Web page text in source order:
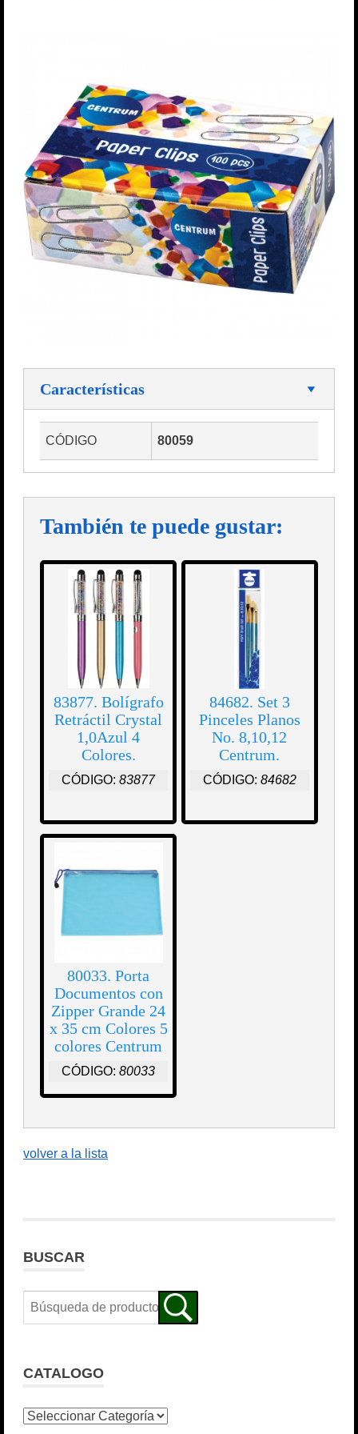
Características
CÓDIGO 80059
También te puede gustar:
83877. Bolígrafo
Retráctil Crystal
1,0Azul 4
Colores.
CÓDIGO: 83877
84682. Set 3
Pinceles Planos
No. 8,10,12
Centrum.
CÓDIGO: 84682
80033. Porta
Documentos con
Zipper Grande 24
x 35 cm Colores 5
colores Centrum
CÓDIGO: 80033
volver a la lista
BUSCAR
CATALOGO